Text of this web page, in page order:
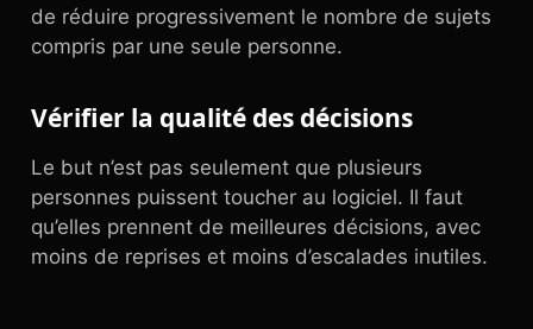
de réduire progressivement le nombre de sujets
compris par une seule personne.
Vérifier la qualité des décisions
Le but n’est pas seulement que plusieurs
personnes puissent toucher au logiciel. Il faut
qu’elles prennent de meilleures décisions, avec
moins de reprises et moins d’escalades inutiles.